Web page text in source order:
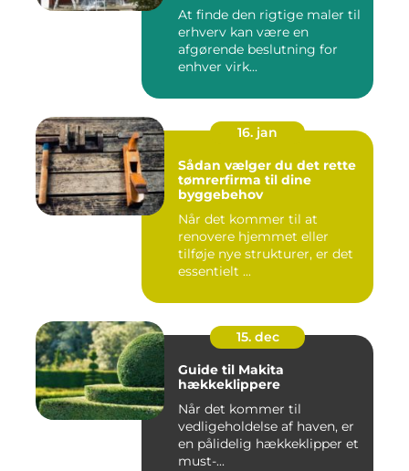
At finde den rigtige maler til
erhverv kan være en
afgørende beslutning for
enhver virk...
16. jan
Sådan vælger du det rette
tømrerfirma til dine
byggebehov
Når det kommer til at
renovere hjemmet eller
tilføje nye strukturer, er det
essentielt ...
15. dec
Guide til Makita
hækkeklippere
Når det kommer til
vedligeholdelse af haven, er
en pålidelig hækkeklipper et
must-...